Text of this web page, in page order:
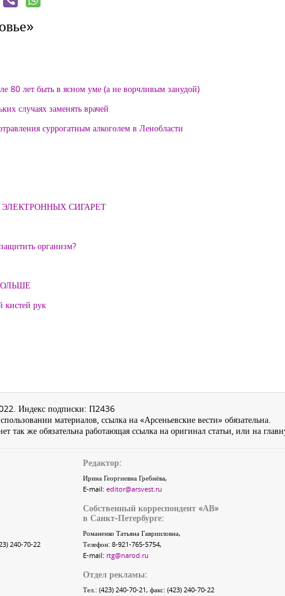
80 лет быть в ясном уме (а не ворчливым занудой)
случаях заменять врачей
суррогатным алкоголем в Ленобласти
СИГАРЕТ
организм?
кистей рук
Индекс подписки: П2436
материалов, ссылка на «Арсеньевские вести» обязательна.
так же обязательна работающая ссылка на оригинал статьи, или на
240-70-22
Редактор:
Ирина Георгиевна Гребнёва,
E-mail: editor@arsvest.ru
Собственный корреспондент «АВ»
в Санкт-Петербурге:
Романенко Татьяна Гаврииловна,
Телефон: 8-921-765-5754,
E-mail: rtg@narod.ru
Отдел рекламы:
Тел.: (423) 240-70-21, факс: (423) 240-70-22